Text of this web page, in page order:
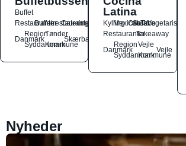
Buffet
Restauranter
Buffetrestauranter
Catering
Danmark
Region
Syddanmark
Tønder
Kommune
Skærbæk
Latina
Kylling
Mexicansk
OstSalat
TacoVegetarisk
RestauranterTakeaway
Danmark
Region
Syddanmark
Vejle
Kommune
Vejle
Nyheder